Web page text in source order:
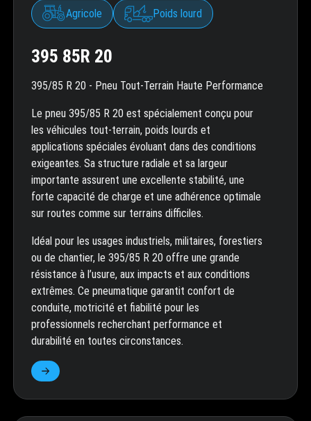
Agricole Poids lourd
395 85R 20
395/85 R 20 - Pneu Tout-Terrain Haute Performance
Le pneu 395/85 R 20 est spécialement conçu pour
les véhicules tout-terrain, poids lourds et
applications spéciales évoluant dans des conditions
exigeantes. Sa structure radiale et sa largeur
importante assurent une excellente stabilité, une
forte capacité de charge et une adhérence optimale
sur routes comme sur terrains difficiles.
Idéal pour les usages industriels, militaires, forestiers
ou de chantier, le 395/85 R 20 offre une grande
résistance à l’usure, aux impacts et aux conditions
extrêmes. Ce pneumatique garantit confort de
conduite, motricité et fiabilité pour les
professionnels recherchant performance et
durabilité en toutes circonstances.